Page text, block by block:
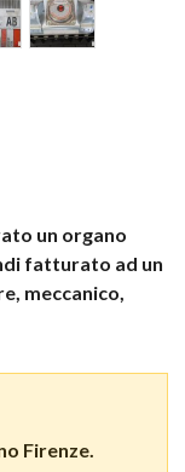
un organo
fatturato ad un
meccanico,
Firenze.